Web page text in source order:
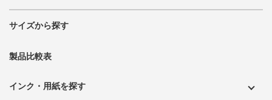
サイズから探す
製品比較表
インク・用紙を探す